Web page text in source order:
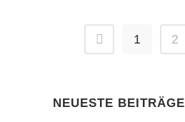
1 2
NEUESTE BEITRÄGE